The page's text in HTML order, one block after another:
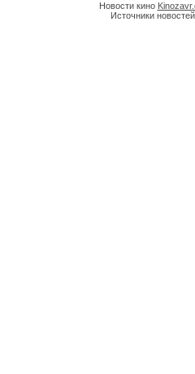
Новости кино
Источники